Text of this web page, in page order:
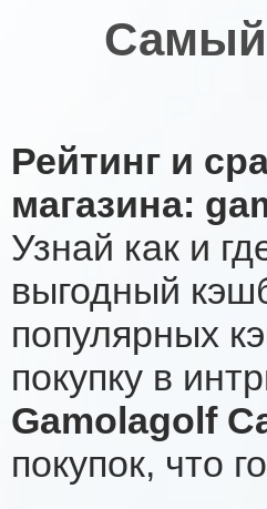
Самый
Рейтинг и
магазина:
Узнай как и
выгодный
популярных
покупку в
Gamolagolf
покупок, что